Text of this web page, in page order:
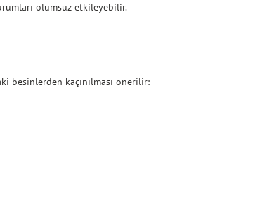
olumsuz etkileyebilir.
besinlerden kaçınılması önerilir: